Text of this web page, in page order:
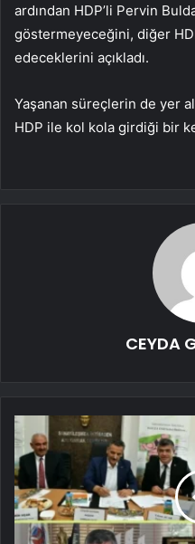
ardından HDP’li Pervin
göstermeyeceğini, diğer
edeceklerini açıkladı.
Yaşanan süreçlerin de yer
HDP ile kol kola girdiği bir
CEYDA